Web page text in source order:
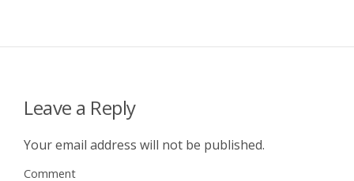
Leave a Reply
Your email address will not be published.
Comment